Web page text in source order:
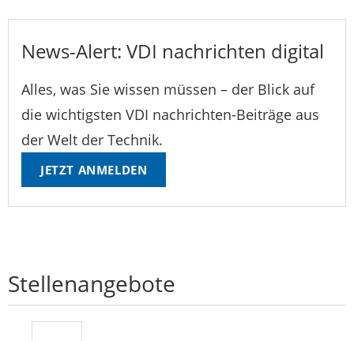
News-Alert: VDI nachrichten digital
Alles, was Sie wissen müssen – der Blick auf
die wichtigsten VDI nachrichten-Beiträge aus
der Welt der Technik.
JETZT ANMELDEN
Stellenangebote